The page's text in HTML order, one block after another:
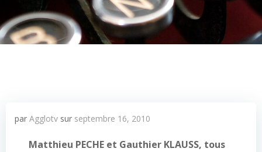
par Agglotv sur septembre 16, 2010
Matthieu PECHE et Gauthier KLAUSS, tous